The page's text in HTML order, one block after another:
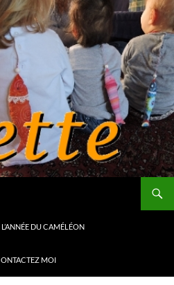
L’ANNÉE DU CAMÉLÉON
MOI